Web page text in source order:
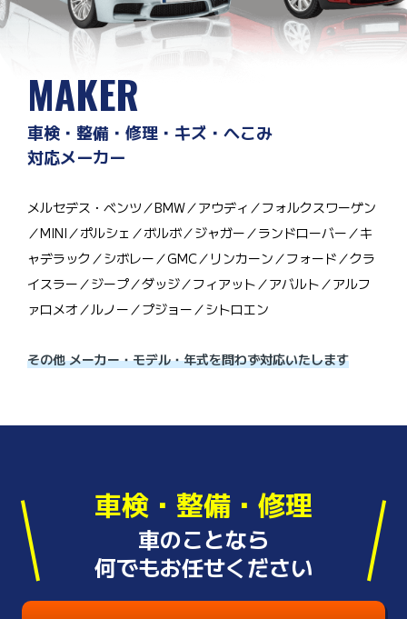
MAKER
車検・整備・修理・キズ・へこみ
対応メーカー
メルセデス・ベンツ／BMW／アウディ／フォルクスワーゲン
／MINI／ポルシェ／ボルボ／ジャガー／ランドローバー／キ
ャデラック／シボレー／GMC／リンカーン／フォード／クラ
イスラー／ジープ／ダッジ／フィアット／アバルト／アルフ
ァロメオ／ルノー／プジョー／シトロエン
その他 メーカー・モデル・年式を問わず対応いたします
車検・整備・修理
車のことなら
何でもお任せください